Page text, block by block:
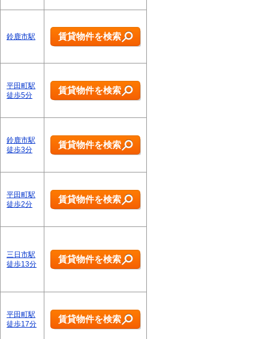
鈴鹿市駅 賃貸物件を検索
平田町駅
徒歩5分
賃貸物件を検索
鈴鹿市駅
徒歩3分
賃貸物件を検索
平田町駅
徒歩2分
賃貸物件を検索
三日市駅
徒歩13分
賃貸物件を検索
平田町駅
徒歩17分
賃貸物件を検索